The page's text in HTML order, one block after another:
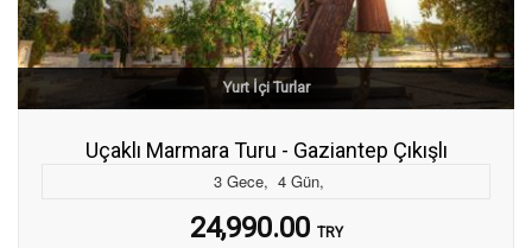
Yurt İçi Turlar
Uçaklı Marmara Turu - Gaziantep Çıkışlı
3 Gece, 4 Gün,
24,990.00 TRY